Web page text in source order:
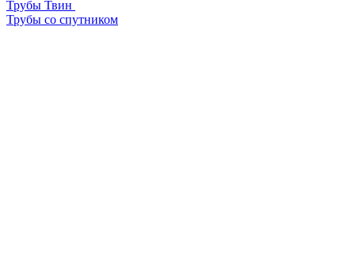
Трубы Твин
Трубы со спутником